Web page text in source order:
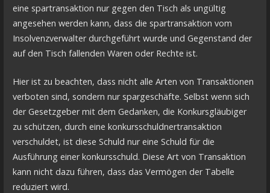
eine spartransaktion nur gegen den Tisch als ungültig
angesehen werden kann, dass die spartransaktion vom
Insolvenzverwalter durchgeführt wurde und Gegenstand der
auf den Tisch fallenden Waren oder Rechte ist.
Hier ist zu beachten, dass nicht alle Arten von Transaktionen
verboten sind, sondern nur spargeschäfte. Selbst wenn sich
der Gesetzgeber mit dem Gedanken, die Konkursgläubiger
zu schützen, durch eine konkursschuldnertransaktion
verschuldet, ist diese Schuld nur eine Schuld für die
Ausführung einer konkursschuld. Diese Art von Transaktion
kann nicht dazu führen, dass das Vermögen der Tabelle
reduziert wird.